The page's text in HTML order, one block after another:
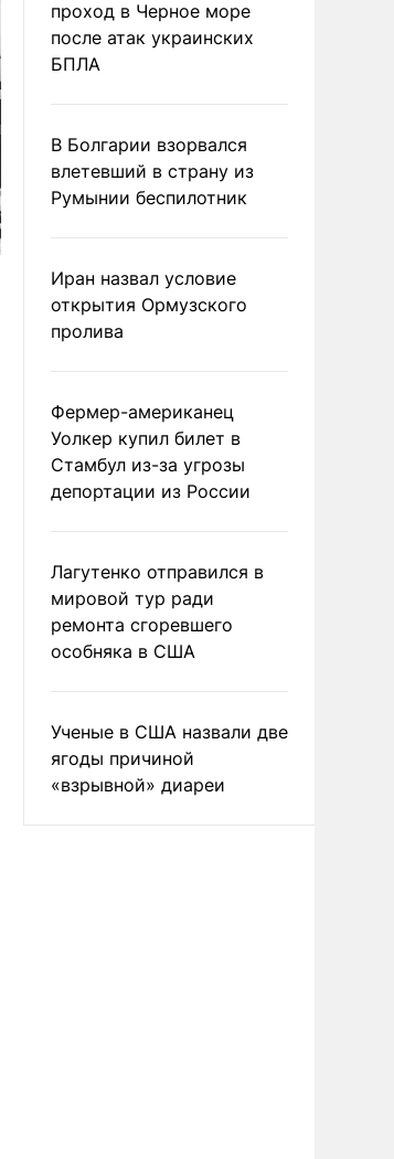
проход в Черное море
после атак украинских
БПЛА
В Болгарии взорвался
влетевший в страну из
Румынии беспилотник
Иран назвал условие
открытия Ормузского
пролива
Фермер-американец
Уолкер купил билет в
Стамбул из-за угрозы
депортации из России
Лагутенко отправился в
мировой тур ради
ремонта сгоревшего
особняка в США
Ученые в США назвали две
ягоды причиной
«взрывной» диареи